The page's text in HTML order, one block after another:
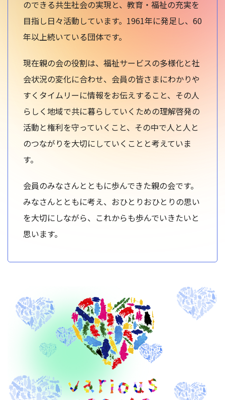
のできる共生社会の実現と、教育・福祉の充実を
目指し日々活動しています。1961年に発足し、60
年以上続いている団体です。
現在親の会の役割は、福祉サービスの多様化と社
会状況の変化に合わせ、会員の皆さまにわかりや
すくタイムリーに情報をお伝えすること、その人
らしく地域で共に暮らしていくための理解啓発の
活動と権利を守っていくこと、その中で人と人と
のつながりを大切にしていくことと考えていま
す。
会員のみなさんとともに歩んできた親の会です。
みなさんとともに考え、おひとりおひとりの思い
を大切にしながら、これからも歩んでいきたいと
思います。